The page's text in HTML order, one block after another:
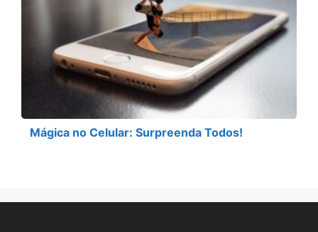
Mágica no Celular: Surpreenda Todos!